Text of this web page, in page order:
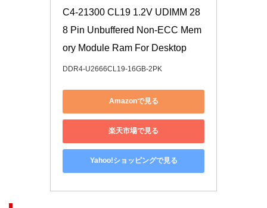
C4-21300 CL19 1.2V UDIMM 28
8 Pin Unbuffered Non-ECC Mem
ory Module Ram For Desktop
DDR4-U2666CL19-16GB-2PK
Amazonで見る
楽天市場で見る
Yahoo!ショッピングで見る